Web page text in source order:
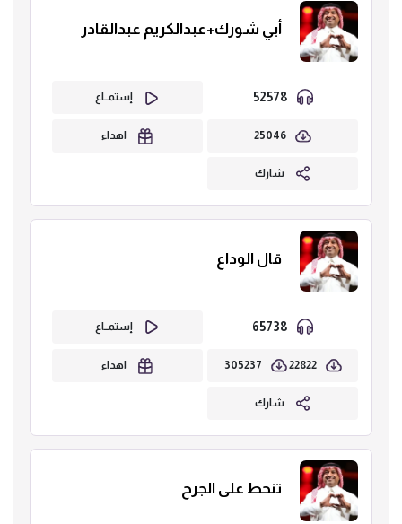
أبي شورك+عبدالكريم عبدالقادر
إستمــاع
25046 اهداء
شارك
قال الوداع
إستمــاع
22822
305237 اهداء
شارك
تنحط على الجرح